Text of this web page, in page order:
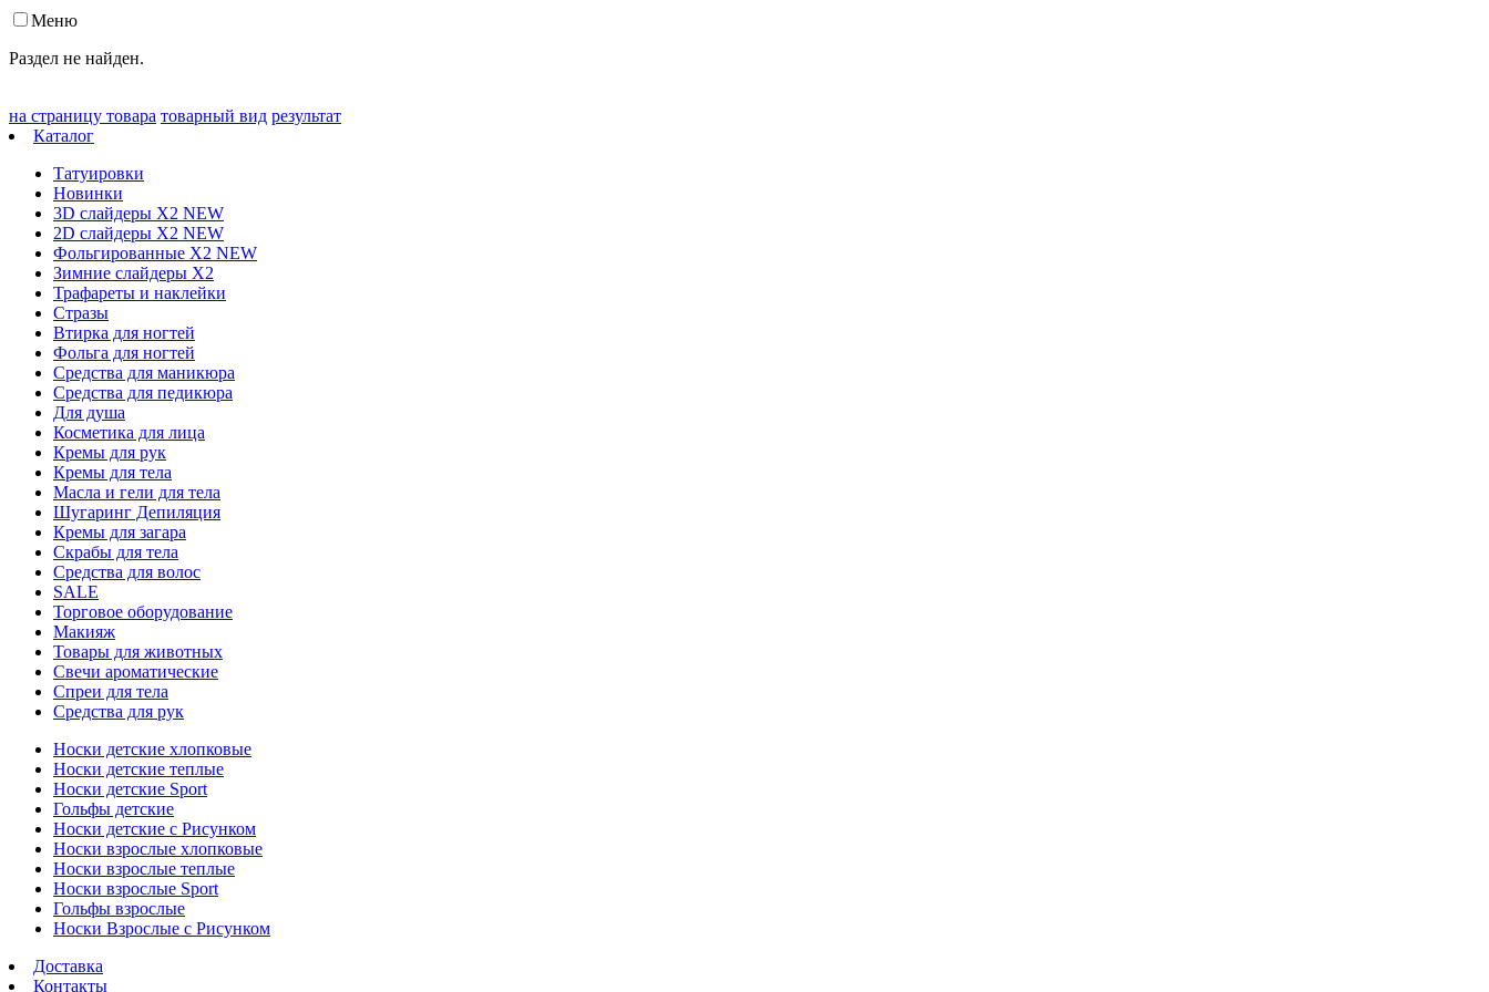
Меню
Раздел не найден.
на страницу товара товарный вид результат
Каталог
Татуировки
Новинки
3D слайдеры X2 NEW
2D слайдеры X2 NEW
Фольгированные X2 NEW
Зимние слайдеры Х2
Трафареты и наклейки
Стразы
Втирка для ногтей
Фольга для ногтей
Средства для маникюра
Средства для педикюра
Для душа
Косметика для лица
Кремы для рук
Кремы для тела
Масла и гели для тела
Шугаринг Депиляция
Кремы для загара
Скрабы для тела
Средства для волос
SALE
Торговое оборудование
Макияж
Товары для животных
Свечи ароматические
Спреи для тела
Средства для рук
Носки детские хлопковые
Носки детские теплые
Носки детские Sport
Гольфы детские
Носки детские с Рисунком
Носки взрослые хлопковые
Носки взрослые теплые
Носки взрослые Sport
Гольфы взрослые
Носки Взрослые с Рисунком
Доставка
Контакты